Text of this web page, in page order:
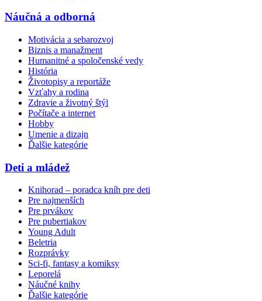
Náučná a odborná
Motivácia a sebarozvoj
Biznis a manažment
Humanitné a spoločenské vedy
História
Životopisy a reportáže
Vzťahy a rodina
Zdravie a životný štýl
Počítače a internet
Hobby
Umenie a dizajn
Ďalšie kategórie
Deti a mládež
Knihorad – poradca kníh pre deti
Pre najmenších
Pre prvákov
Pre pubertiakov
Young Adult
Beletria
Rozprávky
Sci-fi, fantasy a komiksy
Leporelá
Náučné knihy
Ďalšie kategórie